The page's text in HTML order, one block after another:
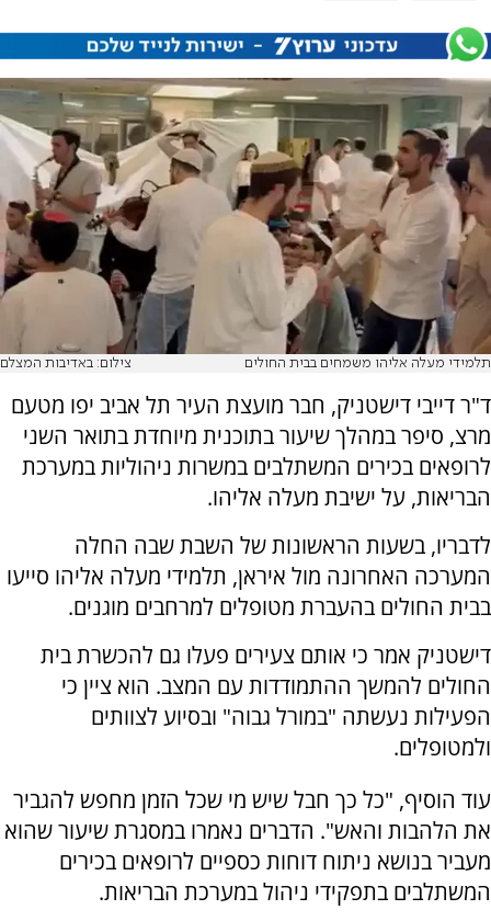
תלמידי מעלה אליהו משמחים בבית החולים צילום: באדיבות המצלם
ד"ר דייבי דישטניק, חבר מועצת העיר תל אביב יפו מטעם
מרצ, סיפר במהלך שיעור בתוכנית מיוחדת בתואר השני
לרופאים בכירים המשתלבים במשרות ניהוליות במערכת
הבריאות, על ישיבת מעלה אליהו.
לדבריו, בשעות הראשונות של השבת שבה החלה
המערכה האחרונה מול איראן, תלמידי מעלה אליהו סייעו
בבית החולים בהעברת מטופלים למרחבים מוגנים.
דישטניק אמר כי אותם צעירים פעלו גם להכשרת בית
החולים להמשך ההתמודדות עם המצב. הוא ציין כי
הפעילות נעשתה "במורל גבוה" ובסיוע לצוותים
ולמטופלים.
עוד הוסיף, "כל כך חבל שיש מי שכל הזמן מחפש להגביר
את הלהבות והאש". הדברים נאמרו במסגרת שיעור שהוא
מעביר בנושא ניתוח דוחות כספיים לרופאים בכירים
המשתלבים בתפקידי ניהול במערכת הבריאות.